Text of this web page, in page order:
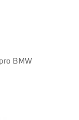
BMW